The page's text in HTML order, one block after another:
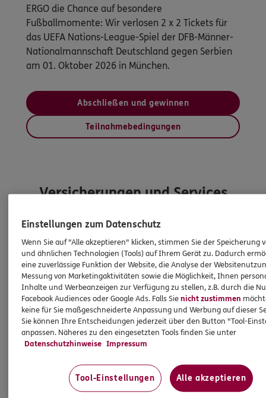
ERGO die Chance auf besondere
Fußballmomente: Wir verlosen 2 x 2 Tickets für
das UEFA Nations-League-Spiel der DFB-Männer-
Nationalmannschaft Deutschland gegen Serbien
am 01. Oktober 2026 in München.
Abschließen und gewinnen
Teilnahmebedingungen
Versicherungen und Services
Entdecken Sie die neusten Aktionen
Einstellungen zum Datenschutz
Wenn Sie auf "Alle akzeptieren" klicken, stimmen Sie der Speicherung
und ähnlichen Technologien (Tools) auf Ihrem Gerät zu. Dadurch
eine zuverlässige Funktion der Website, die Analyse der
Messung von Marketingaktivitäten sowie die Möglichkeit, Ihnen
Inhalte und Werbeanzeigen zur Verfügung zu stellen, z.B. durch die
Facebook Audiences oder Google Ads. Falls Sienicht zustimmen
keine für Sie maßgeschneiderte Anpassung und Werbung auf dieser
Sie können Ihre Entscheidungen jederzeit über den Button "Tool-
anpassen. Näheres zu den eingesetzten Tools finden Sie unter
Datenschutzhinweise Impressum
Tool-Einstellungen Alle akzeptieren